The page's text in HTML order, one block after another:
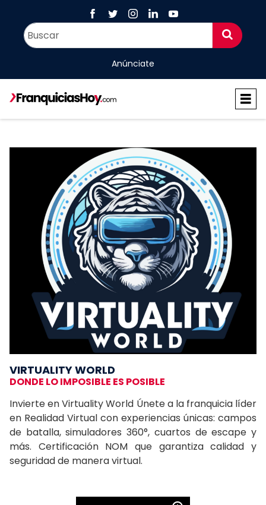
Anúnciate
VIRTUALITY WORLD
DONDE LO IMPOSIBLE ES POSIBLE
Invierte en Virtuality World Únete a la franquicia líder
en Realidad Virtual con experiencias únicas: campos
de batalla, simuladores 360°, cuartos de escape y
más. Certificación NOM que garantiza calidad y
seguridad de manera virtual.